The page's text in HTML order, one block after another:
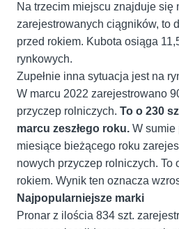
Na trzecim miejscu znajduje się
zarejestrowanych ciągników, to
przed rokiem. Kubota osiąga
rynkowych.
Zupełnie inna sytuacja jest na
W marcu 2022 zarejestrowano
przyczep rolniczych. To o 230
marcu zeszłego roku. W sumie
miesiące bieżącego roku
nowych przyczep rolniczych. To
rokiem. Wynik ten oznacza
Najpopularniejsze marki
Pronar z ilościa 834 szt.